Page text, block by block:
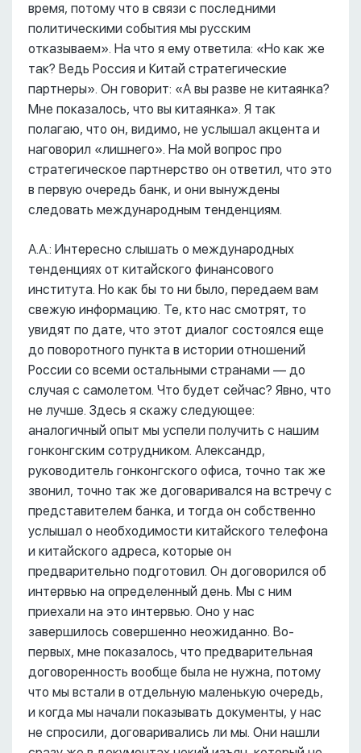
время, потому что в связи с последними
политическими события мы русским
отказываем». На что я ему ответила: «Но как же
так? Ведь Россия и Китай стратегические
партнеры». Он говорит: «А вы разве не китаянка?
Мне показалось, что вы китаянка». Я так
полагаю, что он, видимо, не услышал акцента и
наговорил «лишнего». На мой вопрос про
стратегическое партнерство он ответил, что это
в первую очередь банк, и они вынуждены
следовать международным тенденциям.
А.А.: Интересно слышать о международных
тенденциях от китайского финансового
института. Но как бы то ни было, передаем вам
свежую информацию. Те, кто нас смотрят, то
увидят по дате, что этот диалог состоялся еще
до поворотного пункта в истории отношений
России со всеми остальными странами –– до
случая с самолетом. Что будет сейчас? Явно, что
не лучше. Здесь я скажу следующее:
аналогичный опыт мы успели получить с нашим
гонконгским сотрудником. Александр,
руководитель гонконгского офиса, точно так же
звонил, точно так же договаривался на встречу с
представителем банка, и тогда он собственно
услышал о необходимости китайского телефона
и китайского адреса, которые он
предварительно подготовил. Он договорился об
интервью на определенный день. Мы с ним
приехали на это интервью. Оно у нас
завершилось совершенно неожиданно. Во-
первых, мне показалось, что предварительная
договоренность вообще была не нужна, потому
что мы встали в отдельную маленькую очередь,
и когда мы начали показывать документы, у нас
не спросили, договаривались ли мы. Они нашли